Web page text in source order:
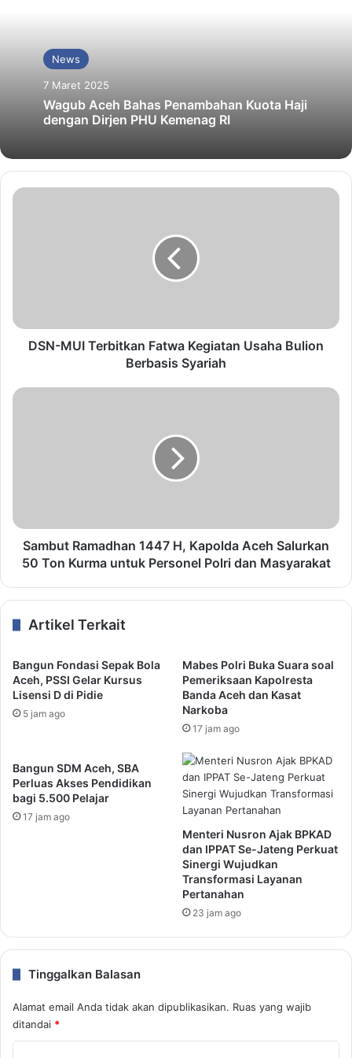
News
7 Maret 2025
Wagub Aceh Bahas Penambahan Kuota Haji
dengan Dirjen PHU Kemenag RI
DSN-MUI Terbitkan Fatwa Kegiatan Usaha Bulion
Berbasis Syariah
Sambut Ramadhan 1447 H, Kapolda Aceh Salurkan
50 Ton Kurma untuk Personel Polri dan Masyarakat
Artikel Terkait
Bangun Fondasi Sepak Bola
Aceh, PSSI Gelar Kursus
Lisensi D di Pidie
5 jam ago
Mabes Polri Buka Suara soal
Pemeriksaan Kapolresta
Banda Aceh dan Kasat
Narkoba
17 jam ago
Bangun SDM Aceh, SBA
Perluas Akses Pendidikan
bagi 5.500 Pelajar
17 jam ago
Menteri Nusron Ajak BPKAD
dan IPPAT Se-Jateng Perkuat
Sinergi Wujudkan
Transformasi Layanan
Pertanahan
23 jam ago
Tinggalkan Balasan
Alamat email Anda tidak akan dipublikasikan. Ruas yang wajib
ditandai *